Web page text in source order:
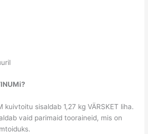
kuivtoitu sisaldab 1,27 kg VÄRSKET liha.
vaid parimaid tooraineid, mis on